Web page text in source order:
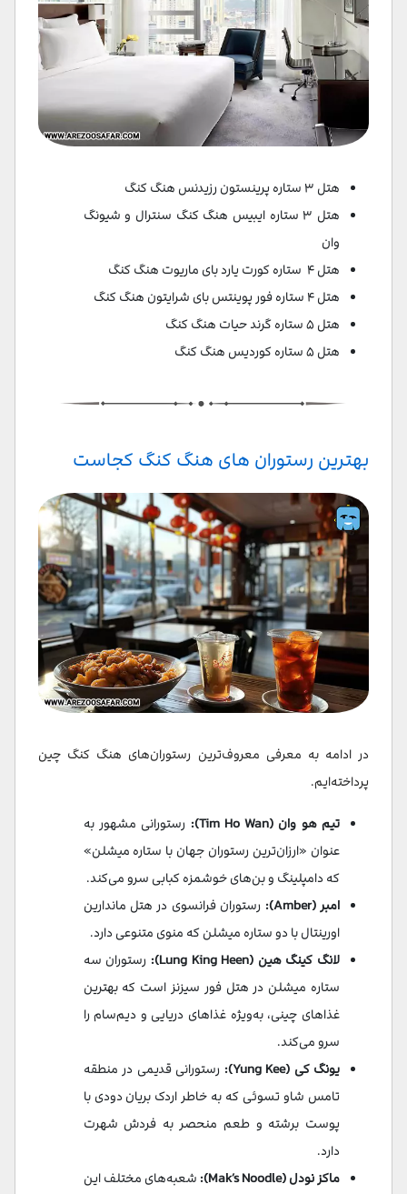
هتل ۳ ستاره پرینستون رزیدنس هنگ کنگ
هتل ۳ ستاره ایبیس هنگ کنگ سنترال و شیونگ
وان
هتل ۴ ستاره کورت یارد بای ماریوت هنگ کنگ
هتل ۴ ستاره فور پوینتس بای شرایتون هنگ کنگ
هتل ۵ ستاره گرند حیات هنگ کنگ
هتل ۵ ستاره کوردیس هنگ کنگ
بهترین رستوران های هنگ کنگ کجاست
در ادامه به معرفی معروف‌ترین رستوران‌های هنگ کنگ چین
پرداخته‌ایم.
تیم هو وان (Tim Ho Wan):
رستورانی مشهور به
عنوان «ارزان‌ترین رستوران جهان با ستاره میشلن»
که دامپلینگ و بن‌های خوشمزه کبابی سرو می‌کند.
امبر (Amber):
رستوران فرانسوی در هتل ماندارین
اورینتال با دو ستاره میشلن که منوی متنوعی دارد.
لانگ کینگ هین (Lung King Heen):
رستوران سه
ستاره میشلن در هتل فور سیزنز است که بهترین
غذاهای چینی، به‌ویژه غذاهای دریایی و دیم‌سام را
سرو می‌کند.
یونگ کی (Yung Kee):
رستورانی قدیمی در منطقه
تامس شاو تسوئی که به خاطر اردک بریان دودی با
پوست برشته و طعم منحصر به فردش شهرت
دارد.
ماکز نودل (Mak’s Noodle):
شعبه‌های مختلف این